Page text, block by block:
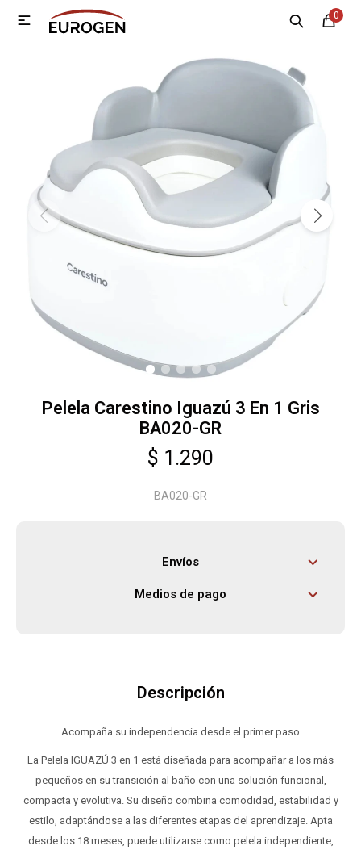
0

Pelela Carestino Iguazú 3 En 1 Gris
BA020-GR
$ 1.290
BA020-GR
Envíos
Medios de pago
Descripción
Acompaña su independencia desde el primer paso
La Pelela IGUAZÚ 3 en 1 está diseñada para acompañar a los más
pequeños en su transición al baño con una solución funcional,
compacta y evolutiva. Su diseño combina comodidad, estabilidad y
estilo, adaptándose a las diferentes etapas del aprendizaje. Apta
desde los 18 meses, puede utilizarse como pelela independiente,
MI CUENTA
Contacto Sucursales
Electrodomésticos
Tecnología
Motos
Herramientas